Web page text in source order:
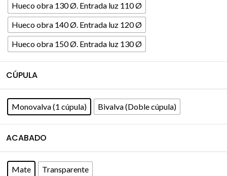
Hueco obra 130 Ø. Entrada luz 110 Ø
Hueco obra 140 Ø. Entrada luz 120 Ø
Hueco obra 150 Ø. Entrada luz 130 Ø
CÚPULA
Monovalva (1 cúpula) Bivalva (Doble cúpula)
ACABADO
Mate Transparente